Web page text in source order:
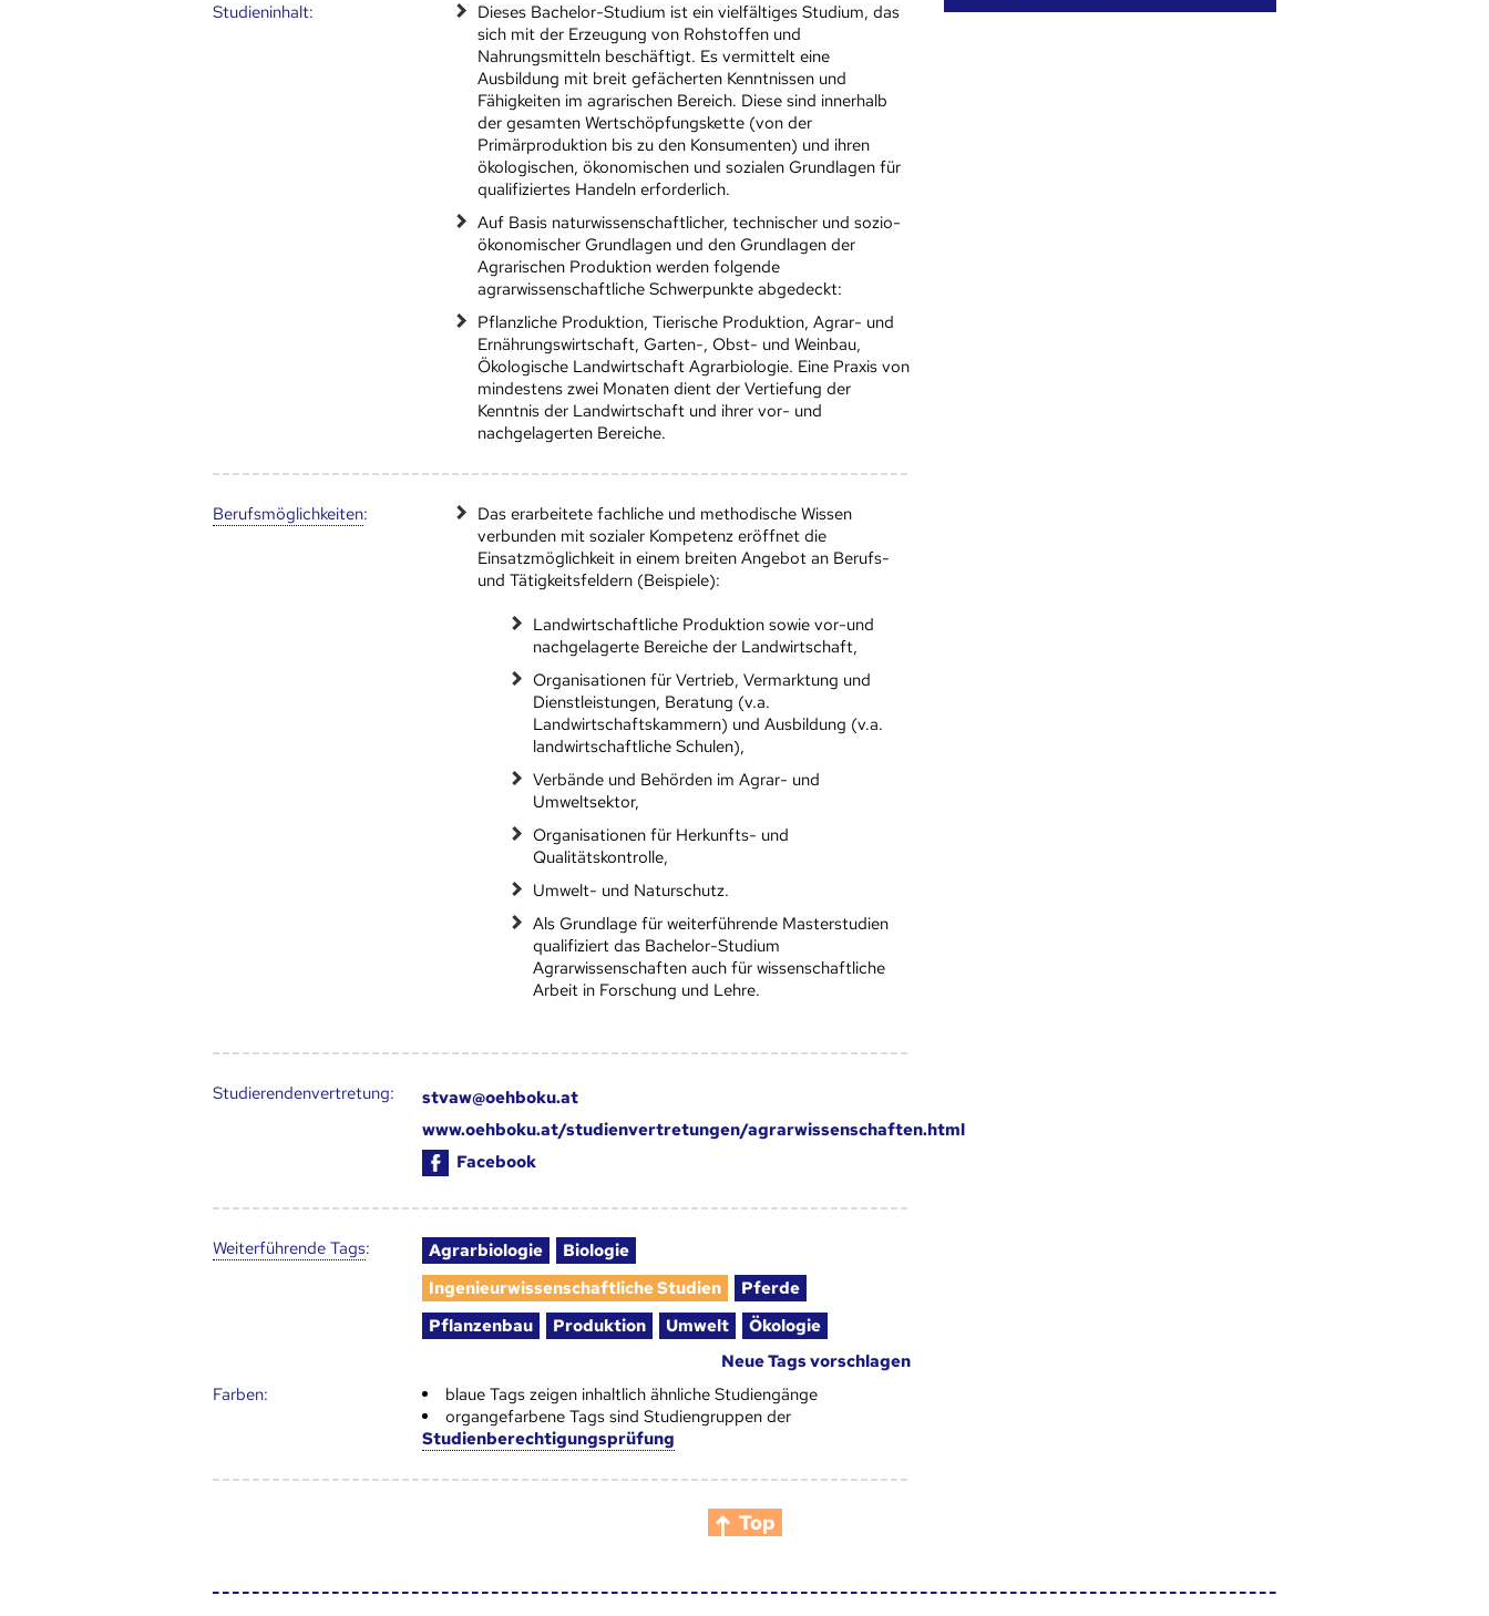
Studien­inhalt:
Dieses Bachelor-Studium ist ein vielfältiges Studium, das
sich mit der Erzeugung von Rohstoffen und
Nahrungsmitteln beschäftigt. Es vermittelt eine
Ausbildung mit breit gefächerten Kenntnissen und
Fähigkeiten im agrarischen Bereich. Diese sind innerhalb
der gesamten Wertschöpfungskette (von der
Primärproduktion bis zu den Konsumenten) und ihren
ökologischen, ökonomischen und sozialen Grundlagen für
qualifiziertes Handeln erforderlich.
Auf Basis naturwissenschaftlicher, technischer und sozio-
ökonomischer Grundlagen und den Grundlagen der
Agrarischen Produktion werden folgende
agrarwissenschaftliche Schwerpunkte abgedeckt:
Pflanzliche Produktion, Tierische Produktion, Agrar- und
Ernährungswirtschaft, Garten-, Obst- und Weinbau,
Ökologische Landwirtschaft Agrarbiologie. Eine Praxis von
mindestens zwei Monaten dient der Vertiefung der
Kenntnis der Landwirtschaft und ihrer vor- und
nachgelagerten Bereiche.
Berufs­möglich­keiten:
Das erarbeitete fachliche und methodische Wissen
verbunden mit sozialer Kompetenz eröffnet die
Einsatzmöglichkeit in einem breiten Angebot an Berufs-
und Tätigkeitsfeldern (Beispiele):
Landwirtschaftliche Produktion sowie vor-und
nachgelagerte Bereiche der Landwirtschaft,
Organisationen für Vertrieb, Vermarktung und
Dienstleistungen, Beratung (v.a.
Landwirtschaftskammern) und Ausbildung (v.a.
landwirtschaftliche Schulen),
Verbände und Behörden im Agrar- und
Umweltsektor,
Organisationen für Herkunfts- und
Qualitätskontrolle,
Umwelt- und Naturschutz.
Als Grundlage für weiterführende Masterstudien
qualifiziert das Bachelor-Studium
Agrarwissenschaften auch für wissenschaftliche
Arbeit in Forschung und Lehre.
Studierendenvertretung:
stvaw@oehboku.at
www.oehboku.at/studienvertretungen/agrarwissenschaften.html
Facebook
Weiter­führende Tags: Agrarbiologie
Biologie
Ingenieurwissenschaftliche Studien
Pferde
Pflanzenbau
Produktion Umwelt
Ökologie
Neue Tags vorschlagen
Farben:
blaue Tags zeigen inhaltlich ähnliche Studiengänge
organgefarbene Tags sind Studiengruppen der
Studienberechtigungsprüfung
Top